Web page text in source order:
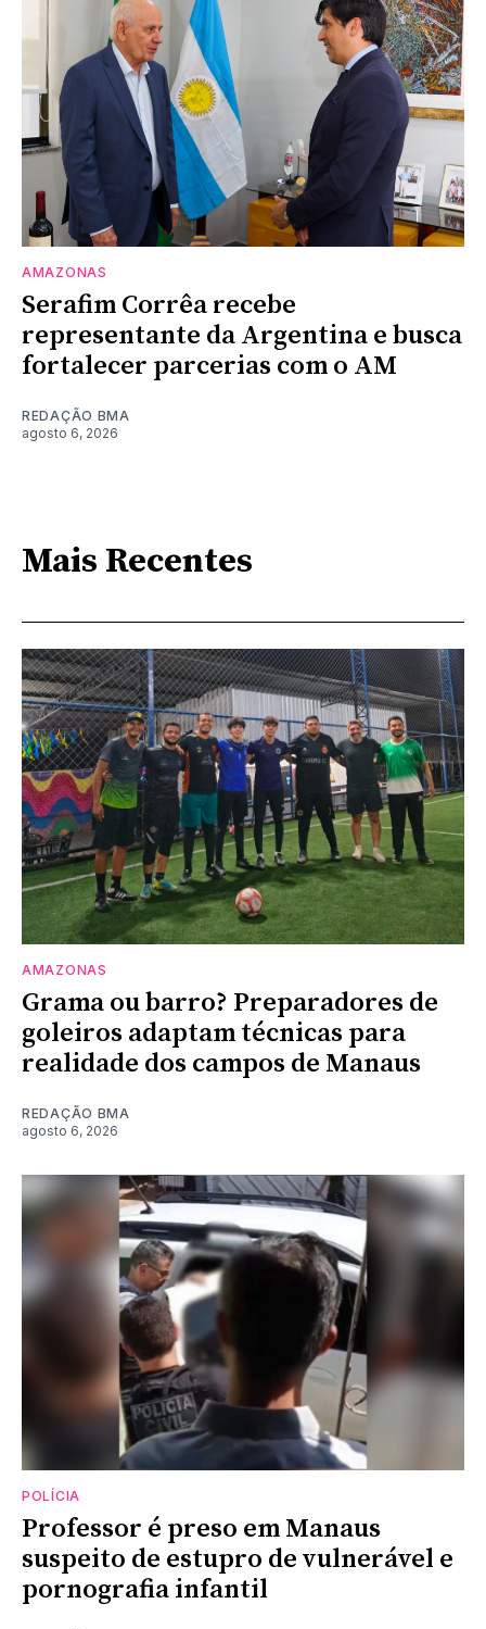
AMAZONAS
Serafim Corrêa recebe
representante da Argentina e busca
fortalecer parcerias com o AM
REDAÇÃO BMA
agosto 6, 2026
Mais Recentes
AMAZONAS
Grama ou barro? Preparadores de
goleiros adaptam técnicas para
realidade dos campos de Manaus
REDAÇÃO BMA
agosto 6, 2026
POLÍCIA
Professor é preso em Manaus
suspeito de estupro de vulnerável e
pornografia infantil